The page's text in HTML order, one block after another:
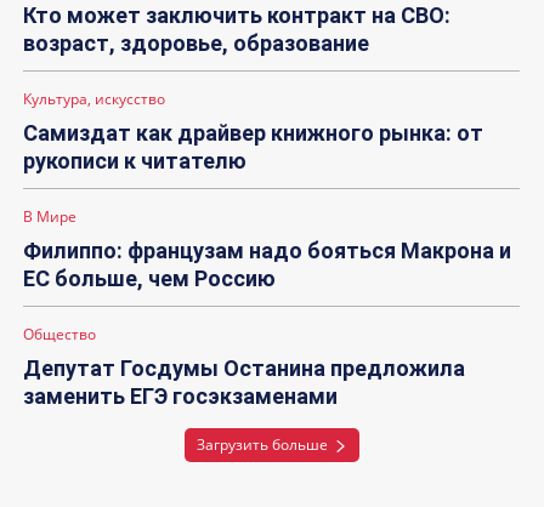
Кто может заключить контракт на СВО:
возраст, здоровье, образование
Культура, искусство
Самиздат как драйвер книжного рынка: от
рукописи к читателю
В Мире
Филиппо: французам надо бояться Макрона и
ЕС больше, чем Россию
Общество
Депутат Госдумы Останина предложила
заменить ЕГЭ госэкзаменами
Загрузить больше